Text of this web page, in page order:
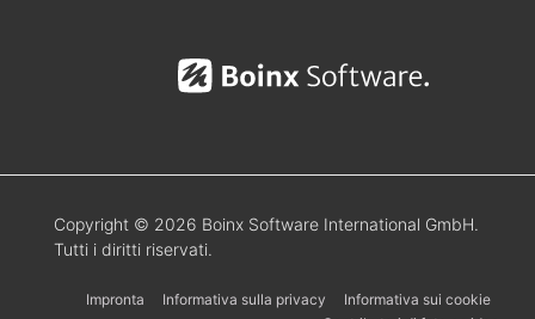
Copyright © 2026 Boinx Software International GmbH.
Tutti i diritti riservati.
Impronta Informativa sulla privacy
Informativa sui cookie